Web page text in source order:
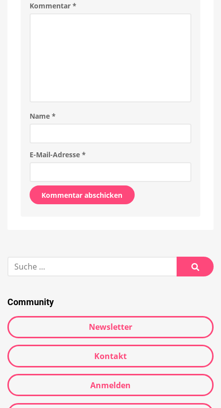
Kommentar *
Name *
E-Mail-Adresse *
Suche
nach:
Suche
Community
Newsletter
Kontakt
Anmelden